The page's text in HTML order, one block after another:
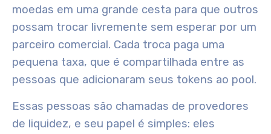
moedas em uma grande cesta para que outros
possam trocar livremente sem esperar por um
parceiro comercial. Cada troca paga uma
pequena taxa, que é compartilhada entre as
pessoas que adicionaram seus tokens ao pool.
Essas pessoas são chamadas de provedores
de liquidez, e seu papel é simples: eles